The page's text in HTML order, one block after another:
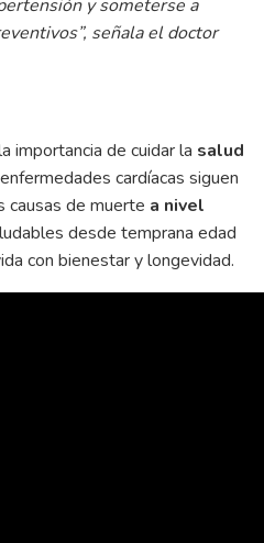
y someterse a
, señala el doctor
importancia de cuidar la salud
cardíacas siguen
causas de muerte a nivel
desde temprana edad
con bienestar y longevidad.